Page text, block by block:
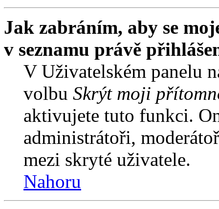
Jak zabráním, aby se
v seznamu právě
V Uživatelském panelu
volbu Skrýt moji
aktivujete tuto funkci.
administrátoři,
mezi skryté uživatele.
Nahoru